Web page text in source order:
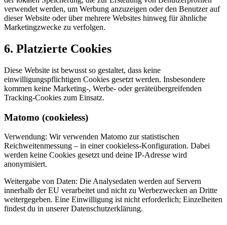
verwendet werden, um Werbung anzuzeigen oder den Benutzer auf
dieser Website oder über mehrere Websites hinweg für ähnliche
Marketingzwecke zu verfolgen.
6. Platzierte Cookies
Diese Website ist bewusst so gestaltet, dass keine
einwilligungspflichtigen Cookies gesetzt werden. Insbesondere
kommen keine Marketing-, Werbe- oder geräteübergreifenden
Tracking-Cookies zum Einsatz.
Matomo (cookieless)
Verwendung: Wir verwenden Matomo zur statistischen
Reichweitenmessung – in einer cookieless-Konfiguration. Dabei
werden keine Cookies gesetzt und deine IP-Adresse wird
anonymisiert.
Weitergabe von Daten: Die Analysedaten werden auf Servern
innerhalb der EU verarbeitet und nicht zu Werbezwecken an Dritte
weitergegeben. Eine Einwilligung ist nicht erforderlich; Einzelheiten
findest du in unserer Datenschutzerklärung.